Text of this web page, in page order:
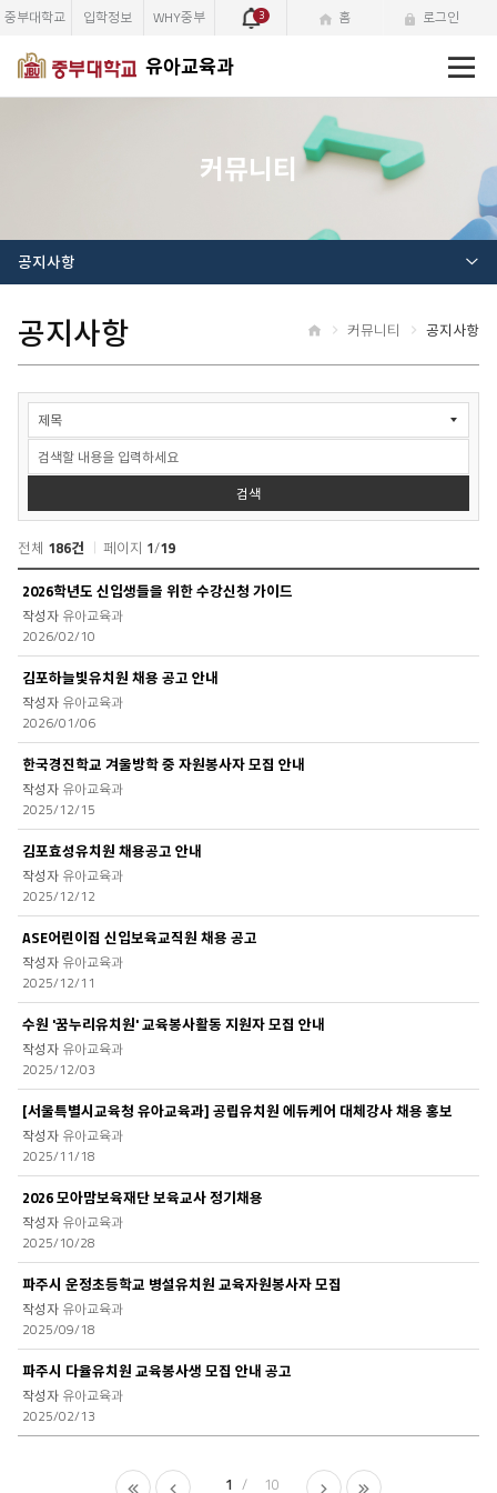
유아교육과
메
중부대학교 입학정보 WHY중부 3 홈 로그인
커뮤니티
공지사항
공지사항 커뮤니티 공지사항
공
항
색
검색
전체 186건 페이지 1/19
지
사
항
목
록
2026학년도 신입생들을 위한 수강신청 가이드
유아교육과
2026/02/10
김포하늘빛유치원 채용 공고 안내
유아교육과
2026/01/06
한국경진학교 겨울방학 중 자원봉사자 모집 안내
유아교육과
2025/12/15
김포효성유치원 채용공고 안내
유아교육과
2025/12/12
ASE어린이집 신입보육교직원 채용 공고
유아교육과
2025/12/11
수원 '꿈누리유치원' 교육봉사활동 지원자 모집 안내
유아교육과
2025/12/03
[서울특별시교육청 유아교육과] 공립유치원 에듀케어 대체강사 채용 홍보
유아교육과
2025/11/18
2026 모아맘보육재단 보육교사 정기채용
유아교육과
2025/10/28
파주시 운정초등학교 병설유치원 교육자원봉사자 모집
유아교육과
2025/09/18
파주시 다율유치원 교육봉사생 모집 안내 공고
유아교육과
2025/02/13
처 이 1 10 다 마